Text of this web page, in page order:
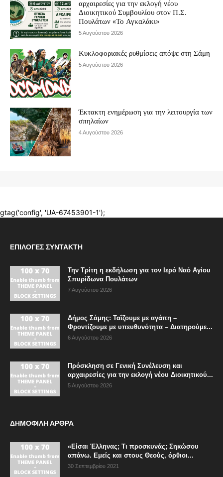
ΕΠΙΛΟΓΈΣ ΣΥΝΤΆΚΤΗ
Την Τρίτη η εκδήλωση για τον Ιερό Ναό Αγίου
Σπυρίδωνα Πουλάτων
7 Αυγούστου 2026
Δήμος Σάμης: Ταΐζουμε με αγάπη –
Φροντίζουμε με υπευθυνότητα – Διατηρούμε...
6 Αυγούστου 2026
Πρόσκληση σε Γενική Συνέλευση και
αρχαιρεσίες για την εκλογή νέου Διοικητικού...
5 Αυγούστου 2026
ΔΗΜΟΦΙΛΗ ΑΡΘΡΑ
«Είσαι Έλληνας; Τι προσκυνάς; Σηκώσου
απάνω. Εμείς και στους Θεούς, όρθιοι...
30 Σεπτεμβρίου 2021